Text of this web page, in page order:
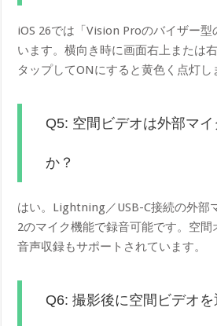
iOS 26では「Vision Proのバイザー型
います。横向き時に画面右上または
タップしてONにすると黄色く点灯し
Q5: 空間ビデオは外部マ
か？
はい。Lightning／USB-C接続の外部
2のマイク機能で録音可能です。空間
音声収録もサポートされています。
Q6: 撮影後に空間ビデオ